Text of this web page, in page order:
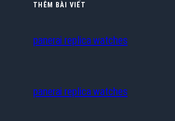
THÊM BÀI VIẾT
panerai replica watches
panerai replica watches